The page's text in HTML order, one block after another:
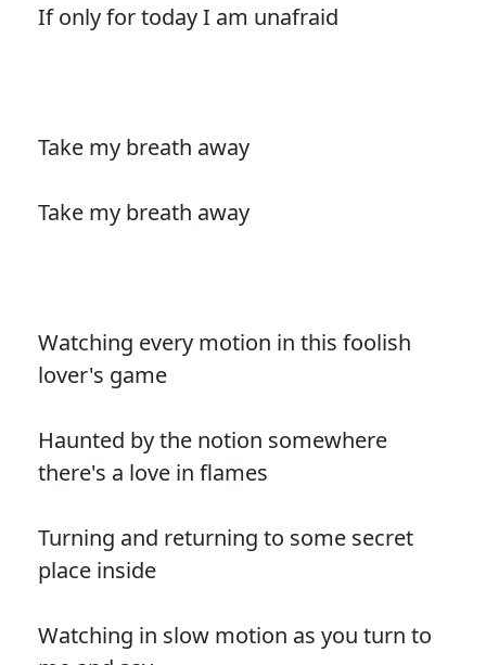
If only for today I am unafraid
Take my breath away
Take my breath away
Watching every motion in this foolish
lover's game
Haunted by the notion somewhere
there's a love in flames
Turning and returning to some secret
place inside
Watching in slow motion as you turn to